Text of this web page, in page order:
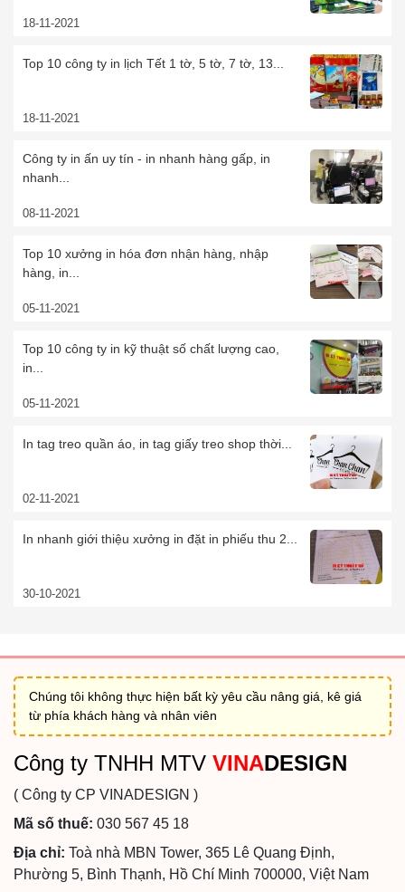
18-11-2021
Top 10 công ty in lịch Tết 1 tờ, 5 tờ, 7 tờ, 13...
18-11-2021
Công ty in ấn uy tín - in nhanh hàng gấp, in
nhanh...
08-11-2021
Top 10 xưởng in hóa đơn nhận hàng, nhập
hàng, in...
05-11-2021
Top 10 công ty in kỹ thuật số chất lượng cao,
in...
05-11-2021
In tag treo quần áo, in tag giấy treo shop thời...
02-11-2021
In nhanh giới thiệu xưởng in đặt in phiếu thu 2...
30-10-2021
Chúng tôi không thực hiện bất kỳ yêu cầu nâng giá, kê giá
từ phía khách hàng và nhân viên
Công ty TNHH MTV VINADESIGN
( Công ty CP VINADESIGN )
Mã số thuế: 030 567 45 18
Địa chỉ: Toà nhà MBN Tower, 365 Lê Quang Định,
Phường 5, Bình Thạnh, Hồ Chí Minh 700000, Việt Nam